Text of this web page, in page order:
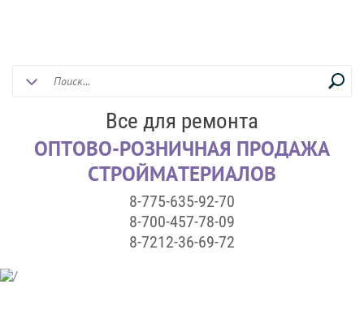
Все для ремонта
ОПТОВО-РОЗНИЧНАЯ ПРОДАЖА
СТРОЙМАТЕРИАЛОВ
8-775-635-92-70
8-700-457-78-09
8-7212-36-69-72